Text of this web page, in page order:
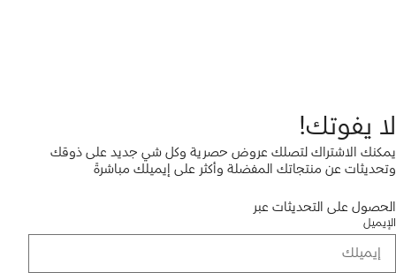
لا يفوتك!
يمكنك الاشتراك لتصلك عروض حصرية وكل شي جديد على ذوقك
وتحديثات عن منتجاتك المفضلة وأكثر على إيميلك مباشرةً
الحصول على التحديثات عبر
الإيميل